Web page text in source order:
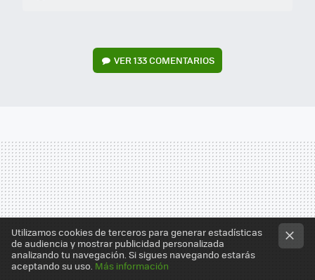
VER133 COMENTARIOS
Utilizamos cookies de terceros para generar estadísticas
de audiencia y mostrar publicidad personalizada
analizando tu navegación. Si sigues navegando estarás
aceptando su uso. Más información